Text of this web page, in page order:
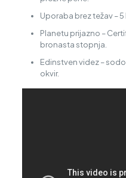
Uporaba brez težav –
Planetu prijazno –
bronasta stopnja.
Edinstven videz –
okvir.